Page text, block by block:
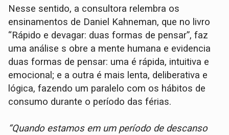
Nesse sentido, a consultora relembra os
ensinamentos de Daniel Kahneman, que no livro
“Rápido e devagar: duas formas de pensar”, faz
uma análise s obre a mente humana e evidencia
duas formas de pensar: uma é rápida, intuitiva e
emocional; e a outra é mais lenta, deliberativa e
lógica, fazendo um paralelo com os hábitos de
consumo durante o período das férias.
“Quando estamos em um período de descanso